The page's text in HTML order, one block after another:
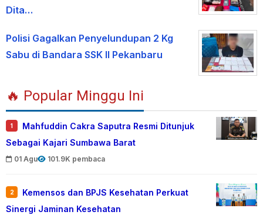
Dita…
Polisi Gagalkan Penyelundupan 2 Kg
Sabu di Bandara SSK II Pekanbaru
🔥 Popular Minggu Ini
1
Mahfuddin Cakra Saputra Resmi Ditunjuk
Sebagai Kajari Sumbawa Barat
01 Agu 101.9K pembaca
2
Kemensos dan BPJS Kesehatan Perkuat
Sinergi Jaminan Kesehatan